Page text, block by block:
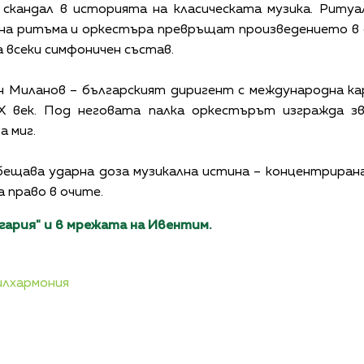
скандал в историята на класическата музика.
ритъма и оркестъра превръщат произведението в
симфоничен състав.
– българският диригент с международна
Под неговата палка оркестърът изгражда
миг.
ударна доза музикална истина –
право в очите.
и в мрежата на Ивентим.